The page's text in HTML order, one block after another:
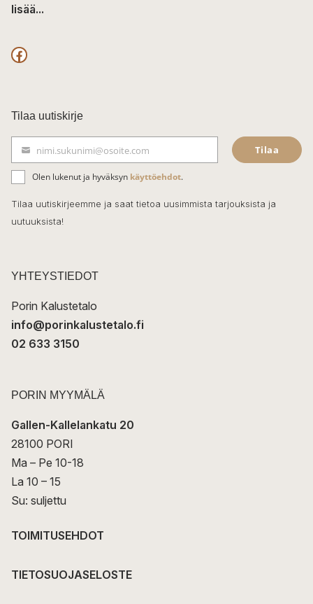
lisää...
F
c
e
b
o
o
k
Tilaa uutiskirje
ä
h
k
t
nimi.sukunimi@osoite.com Tilaa
Olen lukenut ja hyväksyn käyttöehdot.
Tilaa uutiskirjeemme ja saat tietoa uusimmista tarjouksista ja
uutuuksista!
YHTEYSTIEDOT
Porin Kalustetalo
info@porinkalustetalo.fi
02 633 3150
PORIN MYYMÄLÄ
Gallen-Kallelankatu 20
28100 PORI
Ma – Pe 10-18
La 10 – 15
Su: suljettu
TOIMITUSEHDOT
TIETOSUOJASELOSTE